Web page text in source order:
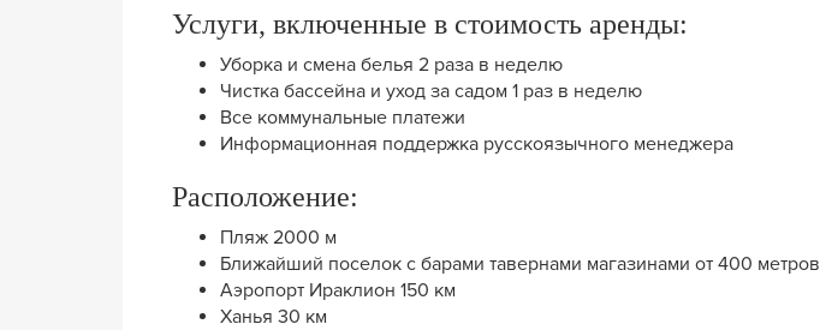
Услуги, включенные в стоимость аренды:
Уборка и смена белья 2 раза в неделю
Чистка бассейна и уход за садом 1 раз в неделю
Все коммунальные платежи
Информационная поддержка русскоязычного менеджера
Расположение:
Пляж 2000 м
Ближайший поселок с барами тавернами магазинами от 400 метров
Аэропорт Ираклион 150 км
Ханья 30 км